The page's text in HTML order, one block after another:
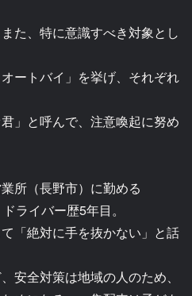
た、特に意識すべき対象とし
ートバイ」を挙げ、それぞれ
」と呼んで、注意喚起に努め
所（長野市）に勤める
ライバー歴5年目。
「絶対に手を抜かない」と話
安全対策は地域の人のため、